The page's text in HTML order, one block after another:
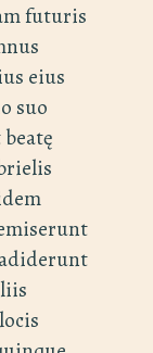
futuris
eius
suo